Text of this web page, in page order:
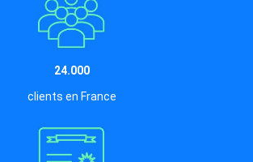
24.000
clients en France